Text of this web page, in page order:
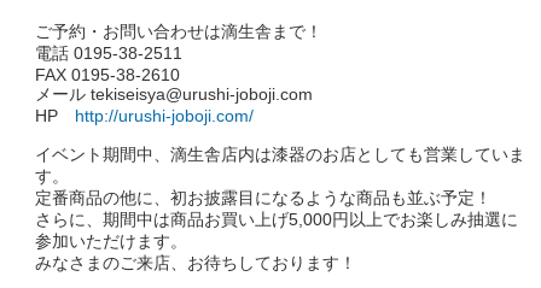
ご予約・お問い合わせは滴生舎まで！
電話 0195-38-2511
FAX 0195-38-2610
メール tekiseisya@urushi-joboji.com
HP http://urushi-joboji.com/
イベント期間中、滴生舎店内は漆器のお店としても営業していま
す。
定番商品の他に、初お披露目になるような商品も並ぶ予定！
さらに、期間中は商品お買い上げ5,000円以上でお楽しみ抽選に
参加いただけます。
みなさまのご来店、お待ちしております！